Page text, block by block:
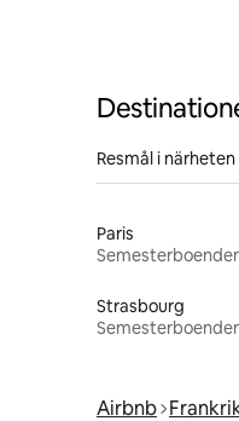
Resmål i närheten
Paris
Strasbourg
Airbnb